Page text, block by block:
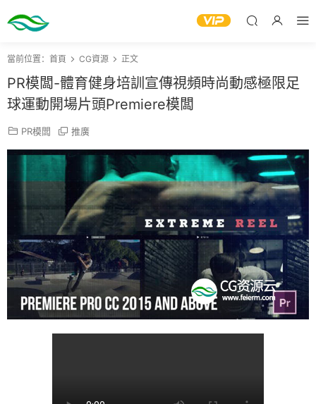
當前位置： 首頁 CG資源 正文
PR模闆-體育健身培訓宣傳視頻時尚動感極限足
球運動開場片頭Premiere模闆
PR模闆 推廣